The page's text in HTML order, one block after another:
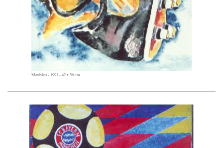
Matthäus - 1991 - 42 x 56 cm